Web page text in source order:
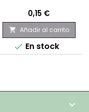
Precio
0,15 €
 Añadir al carrito
 En stock
